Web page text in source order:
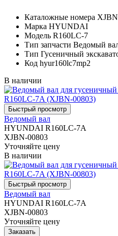
Каталожные номера
Марка HYUNDAI
Модель R160LC-7
Тип запчасти Ведомый
Тип Гусеничный
Код hyur160lc7mp2
В наличии
Ведомый вал
HYUNDAI R160LC-7A
XJBN-00803
Уточняйте цену
В наличии
Ведомый вал
HYUNDAI R160LC-7A
XJBN-00803
Уточняйте цену